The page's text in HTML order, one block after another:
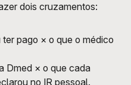
dois cruzamentos:
pago × o que o médico
Dmed × o que cada
no IR pessoal.